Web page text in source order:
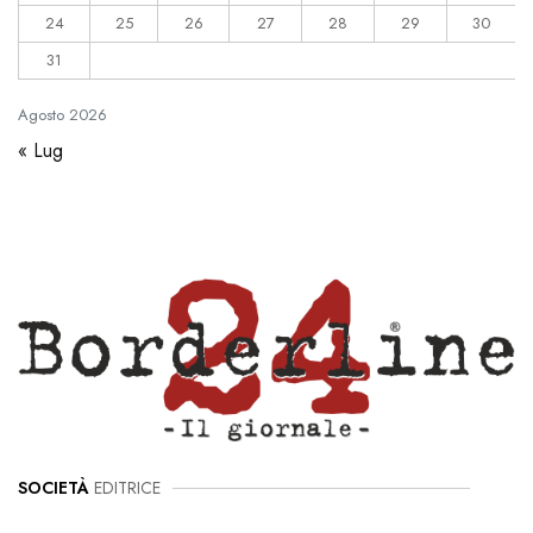
Agosto 2026
24
25 26 27 28 29
30
31
« Lug
SOCIETÀ EDITRICE